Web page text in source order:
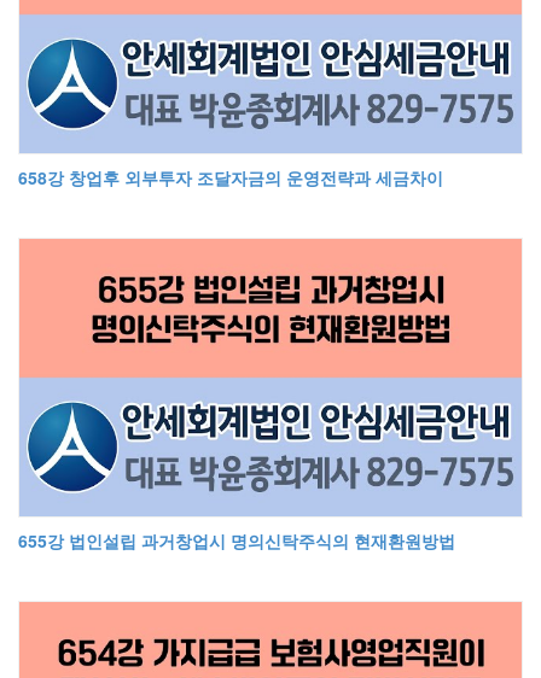
658강 창업후 외부투자 조달자금의 운영전략과 세금차이
655강 법인설립 과거창업시 명의신탁주식의 현재환원방법